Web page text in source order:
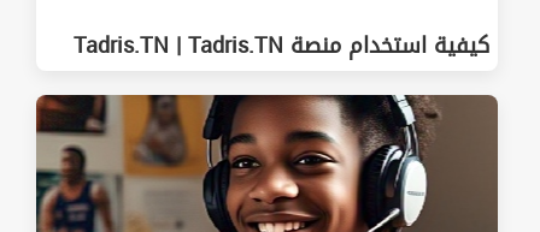
كيفية استخدام منصة Tadris.TN | Tadris.TN